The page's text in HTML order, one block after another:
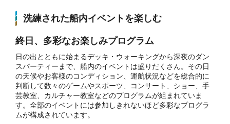
洗練された船内イベントを楽しむ
終日、多彩なお楽しみプログラム
日の出とともに始まるデッキ・ウォーキングから深夜のダン
スパーティーまで、船内のイベントは盛りだくさん。その日
の天候やお客様のコンディション、運航状況などを総合的に
判断して数々のゲームやスポーツ、コンサート、ショー、手
芸教室、カルチャー教室などのプログラムが組まれていま
す。全部のイベントには参加しきれないほど多彩なプログラ
ムが構成されています。